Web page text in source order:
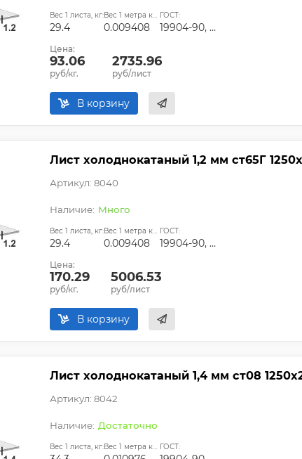
Вес 1 листа, кг:
29.4
Вес 1 метра квадратного, т:
0.009408
ГОСТ:
19904-90, ГОСТ 9045-93, ГОСТ 11268-76, ГОСТ 16523-97, ТУ 14-1-4118-2004
Цена:
93.06
руб/кг.
2735.96
руб/лист
В корзину
Лист холоднокатаный 1,2 мм ст65Г
Артикул: 8040
Много
Вес 1 листа, кг:
29.4
Вес 1 метра квадратного, т:
0.009408
ГОСТ:
19904-90, ГОСТ 9045-93, ГОСТ 11268-76, ГОСТ 16523-97, ТУ 14-1-4118-2004
Цена:
170.29
руб/кг.
5006.53
руб/лист
В корзину
Лист холоднокатаный 1,4 мм ст08
Артикул: 8042
Достаточно
Вес 1 листа, кг: Вес 1 метра квадратного, т: ГОСТ: